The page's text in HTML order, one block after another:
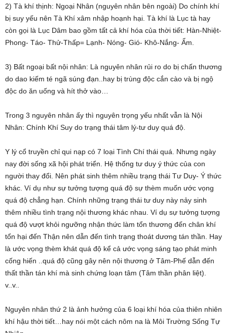
2) Tà khí thịnh: Ngoại Nhân (nguyên nhân bên ngoài) Do chính khí
bị suy yếu nên Tà Khí xâm nhập hoạnh hại. Tà khí là Lục tà hay
còn gọi là Lục Dâm bao gồm tất cả khí hóa của thời tiết: Hàn-Nhiệt-
Phong- Táo- Thử-Thấp= Lạnh- Nóng- Gió- Khô-Nắng- Ẩm.
3) Bất ngoại bất nội nhân: Là nguyên nhân rủi ro do bị chấn thương
do dao kiếm té ngã súng đạn..hay bị trùng độc cắn cào và bị ngộ
độc do ăn uống và hít thở vào…
Trong 3 nguyên nhân ấy thì nguyên trọng yếu nhất vẫn là Nội
Nhân: Chính Khí Suy do trạng thái tâm lý-tư duy quá độ.
Y lý cổ truyền chỉ qui nạp có 7 loại Tình Chí thái quá. Nhưng ngày
nay đời sống xã hội phát triển. Hệ thống tư duy ý thức của con
người thay đổi. Nên phát sinh thêm nhiều trạng thái Tư Duy- Ý thức
khác. Ví dụ như sự tưởng tượng quá độ sự thèm muốn ước vọng
quá độ chẳng hạn. Chính những trạng thái tư duy này nảy sinh
thêm nhiều tình trạng nội thương khác nhau. Ví dụ sự tưởng tượng
quá độ vượt khỏi ngưỡng nhận thức làm tổn thương đến chân khí
tổn hại đến Thận nên dẫn đến tình trạng thoát dương tán thần. Hay
là ước vọng thèm khát quá độ kể cả ước vọng sáng tạo phát minh
cống hiến ..quá độ cũng gây nên nội thương ở Tâm-Phế dẫn đến
thất thần tán khí mà sinh chứng loạn tâm (Tâm thần phân liệt).
v..v..
Nguyên nhân thứ 2 là ảnh hưởng của 6 loại khí hóa của thiên nhiên
khí hậu thời tiết…hay nói một cách nôm na là Môi Trường Sống Tự